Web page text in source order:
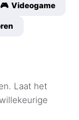
🎮 Videogame
Laat het